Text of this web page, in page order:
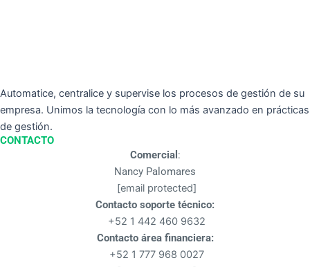
Automatice, centralice y supervise los procesos de gestión de su
empresa. Unimos la tecnología con lo más avanzado en prácticas
de gestión.
CONTACTO
Comercial :
Nancy Palomares
[email protected]
Contacto soporte técnico:
+52 1 442 460 9632
Contacto área financiera:
+52 1 777 968 0027